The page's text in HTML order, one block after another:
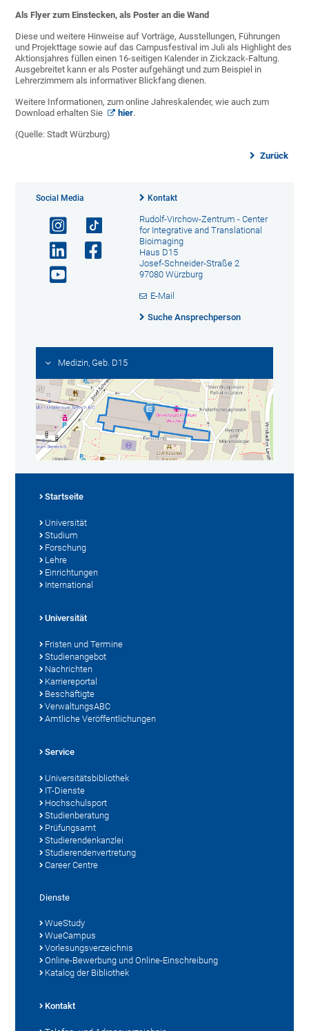
Als Flyer zum Einstecken, als Poster an die Wand
Diese und weitere Hinweise auf Vorträge, Ausstellungen, Führungen
und Projekttage sowie auf das Campusfestival im Juli als Highlight des
Aktionsjahres füllen einen 16-seitigen Kalender in Zickzack-Faltung.
Ausgebreitet kann er als Poster aufgehängt und zum Beispiel in
Lehrerzimmern als informativer Blickfang dienen.
Weitere Informationen, zum online Jahreskalender, wie auch zum
Download erhalten Sie
hier.
(Quelle: Stadt Würzburg)
Zurück
Social Media Kontakt
Rudolf-Virchow-Zentrum - Center
for Integrative and Translational
Bioimaging
Haus D15
Josef-Schneider-Straße 2
97080 Würzburg
E-Mail
Suche Ansprechperson
Medizin, Geb. D15
Startseite
Universität
Studium
Forschung
Lehre
Einrichtungen
International
Universität
Fristen und Termine
Studienangebot
Nachrichten
Karriereportal
Beschäftigte
VerwaltungsABC
Amtliche Veröffentlichungen
Service
Universitätsbibliothek
IT-Dienste
Hochschulsport
Studienberatung
Prüfungsamt
Studierendenkanzlei
Studierendenvertretung
Career Centre
Dienste
WueStudy
WueCampus
Vorlesungsverzeichnis
Online-Bewerbung und Online-Einschreibung
Katalog der Bibliothek
Kontakt